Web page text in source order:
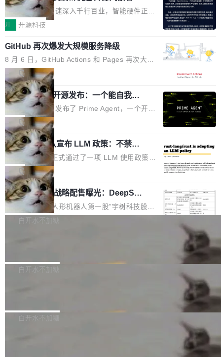
看起来最令人兴奋的论文，那它们大部分都是过
度宣传的。」 这才是真正的痛点。不是所有论文
都有问题，是最吸引眼球的那批论文最有问题。
他引用的帖子来自 Mathew Shen，一位 ICLR 2
026 的读者：「看了篇 ...
工作过。近日他在 X 上发了一条帖子，列出了他
认为现代 AI 领域最重要的三个开源项目。 第一
个名字毫无悬念：Flash Attention 2。 Hieu 的
理由很具体。FA 系列不需要解释，但 FA2 是他
认为最重要的一个——复杂度恰到好处，刚好能
驱动你去学 CuTe，但还没被那些"邪恶的" Hopp
er++ 优化所淹没，足够容易修改和适配。 更关
键的是 FA2 的持久性...
硬件开发者日杭州站即将举行
随着万物智联加速深入千行百业，智能硬件正从
单点设备迈向智能化、网联化、协同化发展。作
鸿蒙通过统一技术底座和分布式能力，为不同类
型智能设备的开发、连接与互联提供关键支撑，
也为产业链企业探索产品创新与商业增长打开新
的空间。 8月14日，开源鸿蒙智能硬件开发者日
（OHDD：OpenHarmony Hardware Develope
r Day）将在杭州启航。活动面向智能硬件产业
链企业和开发者，邀请行业专家与资深技术顾
问，围绕开源鸿蒙技术能力、设备适配、芯片适
配、功耗与稳定性调优、兼容性测评及统一互联
等内容展开系统讲解和实战交流，帮助企业进一
步了解开源鸿蒙在智能...
开 开源科技
GitHub 再次爆发大规模服务降级
8 月 6 日，GitHub Actions 和 Pages 再次大规
模服务降级，Actions 完全不可用超过 5 小时，
webhook 停发，连自托管 runner 也因调度层故
障无法工作。Pages、Copilot code review、C
opilot coding agent 全部受影响。从检测到完全
恢复，大约 12 小时。 这是 2026 年 8 月的第六
起事故，其中四起与 AI/Copilot 服务相关。 Git
Hub 员工 kdaigle 在 HN 讨论中贴出了一组数
据：2025 年全年 10 亿次 commit。现在，每周
2.75 亿次，全年预计 140 亿次。GitHub...
局
Prime Agent 开源发布：一个能自我改
进的编程 Agent，ARC-AGI 3 超越人类
专家基线
Prime Intellect 发布了 Prime Agent，一个开源
的编程 Agent Harness，核心设计围绕两个抽
象：Recursive Language Model（RLM）和 C
ontinual Harness。在 ARC-AGI 3 基准测试
上，Prime Agent + Opus 5 的组合达到了 95.
5% RHAE Best@1，超过了 ARC 报告的人类专
家基线 95.4%。 不是又一个 coding agent 包装
器 Prime Agent 的架构和市面上大多数 coding
agent 有本质区别。大多数 agent harness 的设
计是基于早期模型的能力—...
局
Rust 项目团队宣布 LLM 政策：不禁
止，但你要承认哪些代码不是你写的
Rust 语言项目正式通过了一项 LLM 使用政策，
覆盖 rust-lang/rust 单一仓库的代码贡献。这不
是项目级别的官方立场，目前由五个团队采纳，
但它可能是主流开源项目中关于 AI 辅助贡献最
细致的一份规则。 政策的核心只有一句话：LLM
可以用来分析、提炼、审阅、建议，但不能用来
不得生成涉及安全性的关键变更，除非作者本身
局
宇树科技 IPO 战略配售曝光：DeepSe
ek 获配 93.3 万股，锁定 36 个月
8月6日晚间，“人形机器人第一股”宇树科技股份
有限公司披露IPO发行价格及战略配售结果，杭
36个月。 公告显示，本次宇树科技战略配售对
员工参与设立的专项资产管理计划。其中，Dee
白开水不加糖
Bug fixes and enhancements 修复多次传递同
一个回归问题，该问题导致拉取镜像时会拒绝包
白开水不加糖
e 孵化器项目管理委员会（IPMC）投票中获得
白开水不加糖